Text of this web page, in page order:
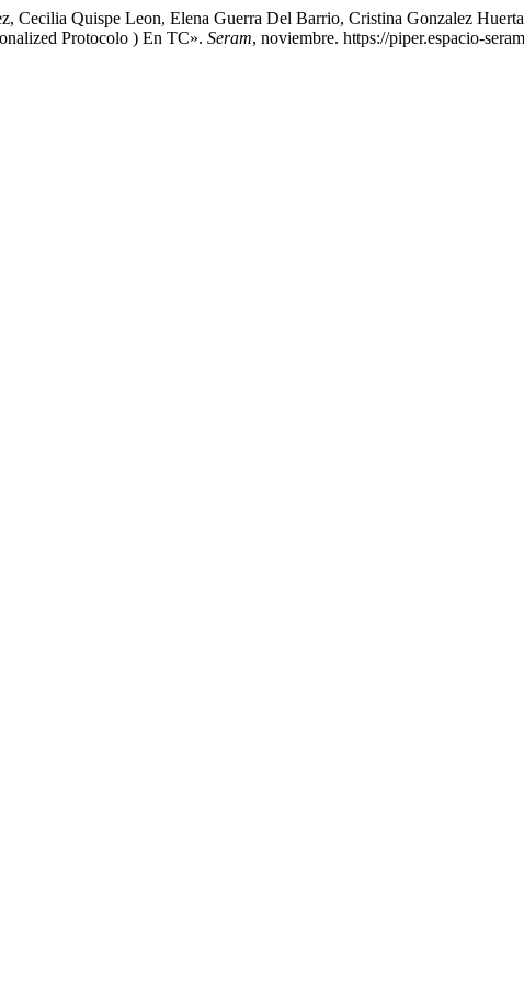
Cecilia Quispe Leon, Elena Guerra Del Barrio, Cristina Gonzalez
Protocolo ) En TC». Seram, noviembre. https://piper.espacio-